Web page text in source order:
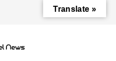
Translate »